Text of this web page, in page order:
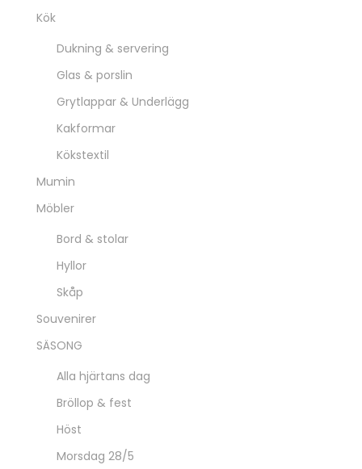
Kök
Dukning & servering
Glas & porslin
Grytlappar & Underlägg
Kakformar
Kökstextil
Mumin
Möbler
Bord & stolar
Hyllor
Skåp
Souvenirer
SÄSONG
Alla hjärtans dag
Bröllop & fest
Höst
Morsdag 28/5